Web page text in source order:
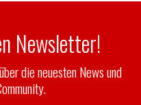
Newsletter!
die neuesten News und